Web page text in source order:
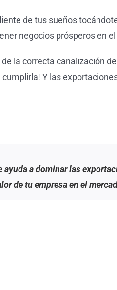
de tus sueños
negocios prósperos en
la correcta canalización
Y las
a dominar las
de tu empresa en el